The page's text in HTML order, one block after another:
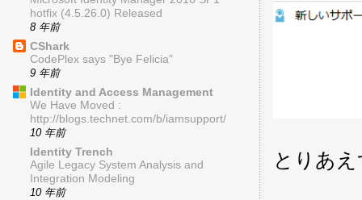
とりあ
hotfix (4.5.26.0) Released
8 年前
CShark
CodePlex says "Bye Felicia"
9 年前
Identity and Access Management
We Have Moved :
http://blogs.technet.com/b/iamsupport/
10 年前
Identity Trench
Agile Legacy System Analysis and
Integration Modeling
10 年前